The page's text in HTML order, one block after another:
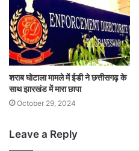
शराब घोटाला मामले में ईडी ने छत्तीसगढ़ के
साथ झारखंड में मारा छापा
October 29, 2024
Leave a Reply